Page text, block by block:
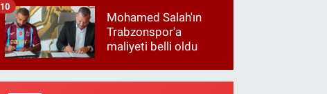
Mohamed Salah'ın
Trabzonspor'a
maliyeti belli oldu
10